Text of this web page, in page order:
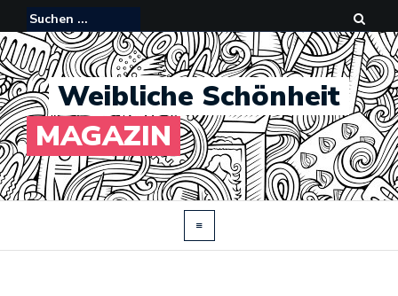
Weibliche Schönheit
MAGAZIN